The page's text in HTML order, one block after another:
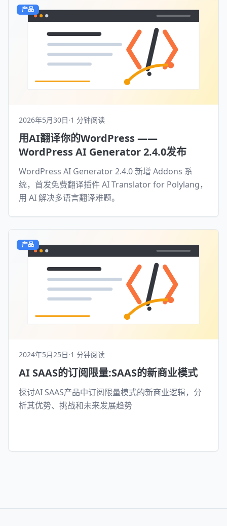
产品
2026年5月30日·1 分钟阅读
用AI翻译你的WordPress ——
WordPress AI Generator 2.4.0发布
WordPress AI Generator 2.4.0 新增 Addons 系
统，首发免费翻译插件 AI Translator for Polylang，
用 AI 解决多语言翻译难题。
产品
2024年5月25日·1 分钟阅读
AI SAAS的订阅限量:SAAS的新商业模式
探讨AI SAAS产品中订阅限量模式的新商业逻辑，分
析其优势、挑战和未来发展趋势